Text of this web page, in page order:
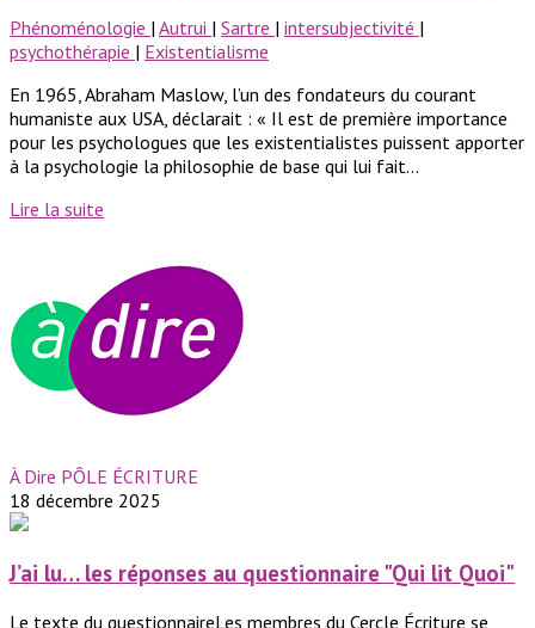
Phénoménologie | Autrui | Sartre | intersubjectivité |
psychothérapie | Existentialisme
En 1965, Abraham Maslow, l’un des fondateurs du courant
humaniste aux USA, déclarait : « Il est de première importance
pour les psychologues que les existentialistes puissent apporter
à la psychologie la philosophie de base qui lui fait...
Lire la suite
À Dire PÔLE ÉCRITURE
18 décembre 2025
J’ai lu… les réponses au questionnaire "Qui lit Quoi"
Le texte du questionnaireLes membres du Cercle Écriture se